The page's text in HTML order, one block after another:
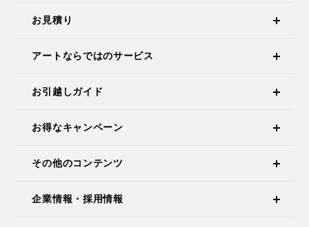
お見積り
アートならではのサービス
お引越しガイド
お得なキャンペーン
その他のコンテンツ
企業情報・採用情報